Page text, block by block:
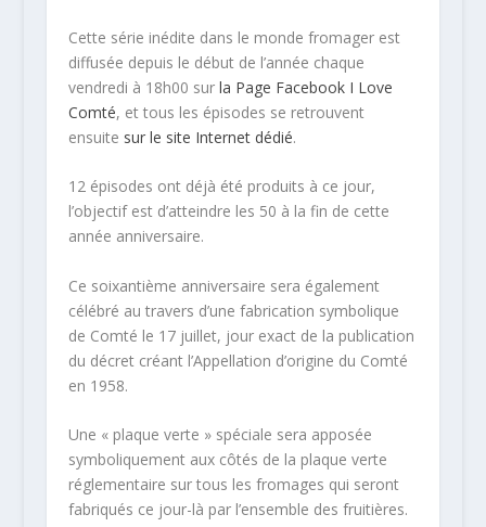
Cette série inédite dans le monde fromager est
diffusée depuis le début de l’année chaque
vendredi à 18h00 sur la Page Facebook I Love
Comté, et tous les épisodes se retrouvent
ensuite sur le site Internet dédié.
12 épisodes ont déjà été produits à ce jour,
l’objectif est d’atteindre les 50 à la fin de cette
année anniversaire.
Ce soixantième anniversaire sera également
célébré au travers d’une fabrication symbolique
de Comté le 17 juillet, jour exact de la publication
du décret créant l’Appellation d’origine du Comté
en 1958.
Une « plaque verte » spéciale sera apposée
symboliquement aux côtés de la plaque verte
réglementaire sur tous les fromages qui seront
fabriqués ce jour-là par l’ensemble des fruitières.